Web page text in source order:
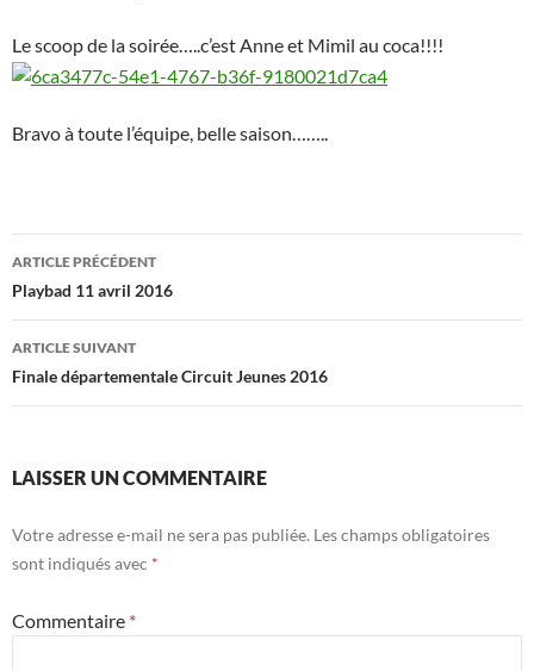
Le scoop de la soirée…..c’est Anne et Mimil au coca!!!!
Bravo à toute l’équipe, belle saison……..
Navigation
des
articles
ARTICLE PRÉCÉDENT
Playbad 11 avril 2016
ARTICLE SUIVANT
Finale départementale Circuit Jeunes 2016
LAISSER UN COMMENTAIRE
Votre adresse e-mail ne sera pas publiée. Les champs obligatoires
sont indiqués avec *
Commentaire *